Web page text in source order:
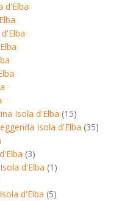
d'Elba
Isola d'Elba (15)
Isola d'Elba (35)
(3)
d'Elba (1)
d'Elba (5)